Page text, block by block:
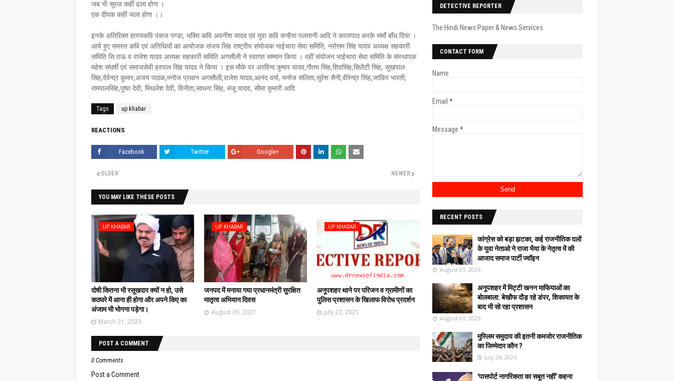
जब भी सूरज कहीं ढला होगा ।
एक दीपक कहीं जला होगा ।।
इनके अतिरिक्त हास्यकवि पंकज पण्डा, भक्ति कवि अवनीश यादव एवं युवा कवि कन्हैया पलतानी आदि ने काव्यपाठ करके समाँ बाँध दिया ।
आये हुए समस्त कवि एवं अतिथियों का आयोजक संजय सिंह राष्ट्रीय संयोजक भाईचारा सेवा समिति, नरोत्तम सिंह यादव अध्यक्ष सहकारी
समिति सि.राऊ व राजेश यादव अध्यक्ष सहकारी समिति अगसौली ने स्वागत सम्मान किया । वहीं संयोजन भाईचारा सेवा समिति के संस्थापक
महेश संघर्षी एवं समाजसेवी हरपाल सिंह यादव ने किया । इस मौके पर अरविन्द कुमार यादव,गौतम सिंह,शिवसिंह,सिलैटी सिंह, सुखपाल
सिंह,देवेन्द्र कुमार,अजय पाठक,मनोज प्रधान अगसौली,राजेश यादव,आनंद वर्मा, मनोज सलिता,सुरेश सैनी,वीरेन्द्र सिंह,जाकिर भारती,
रामपालसिंह,पुष्पा देवी, मिथलेश देवी, विनीता,साधना सिंह, मंजू यादव, सीमा कुमारी आदि
Tags up khabar
REACTIONS
Facebook Twitter Google+
NEWER
OLDER
YOU MAY LIKE THESE POSTS
UP KHABAR
दोषी कितना भी रसूखदार क्यों न हो, उसे
कठघरे में आना ही होगा और अपने किए का
अंजाम भी भोगना पड़ेगा।
March 31, 2023
UP KHABAR
जनपद में मनाया गया प्रधानमंत्री सुरक्षित
मातृत्व अभियान दिवस
August 09, 2021
UP KHABAR
अनूपशहर थाने पर परिजन व ग्रामीणों का
पुलिस प्रशासन के खिलाफ विरोध प्रदर्शन
July 22, 2021
POST A COMMENT
0 Comments
Post a Comment
DETECTIVE REPORTER
The Hindi News Paper & News Services
CONTACT FORM
Name
Email *
Message *
RECENT POSTS
कांग्रेस को बड़ा झटका, कई राजनीतिक दलों
के युवा नेताओ ने राजा भैया के नेतृत्व में की
आजाद समाज पार्टी ज्वॉइन
August 03, 2026
अनूपशहर में मिट्टी खनन माफियाओं का
बोलबाला: बेखौफ दौड़ रहे डंपर, शिकायत के
बाद भी सो रहा प्रशासन
August 01, 2026
मुस्लिम समुदाय की इतनी कमजोर राजनीतिक
का जिम्मेदार कौन ?
July 24, 2026
'पासपोर्ट नागरिकता का सबूत नहीं' कहना